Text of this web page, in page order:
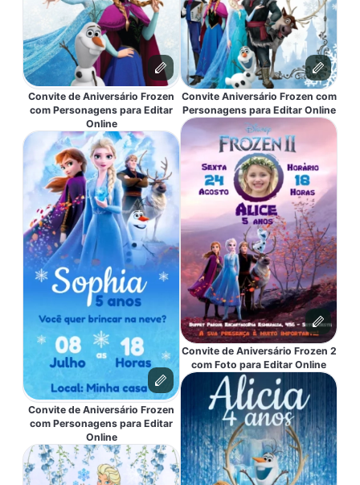
Convite de Aniversário Frozen
com Personagens para Editar
Online
Convite de Aniversário Frozen
com Personagens para Editar
Online
Convite Aniversário Frozen com
Personagens para Editar Online
Convite de Aniversário Frozen 2
com Foto para Editar Online